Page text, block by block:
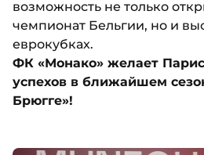
возможность не только
чемпионат Бельгии, но и
еврокубках.
ФК «Монако» желает
успехов в ближайшем
Брюгге»!